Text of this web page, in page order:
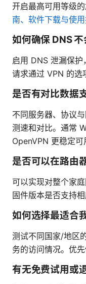
开启最高可用等级的
南、软件下载与使
如何确保 DNS 不
启用 DNS 泄漏保
请求通过 VPN 的选
是否有对比数据
不同服务器、协议
测速和对比。通常
OpenVPN 更稳定可
是否可以在路由
可以实现对整个家
固件版本是否支持
如何选择最适合
测试不同国家/地区
务的访问情况。优
有无免费试用或